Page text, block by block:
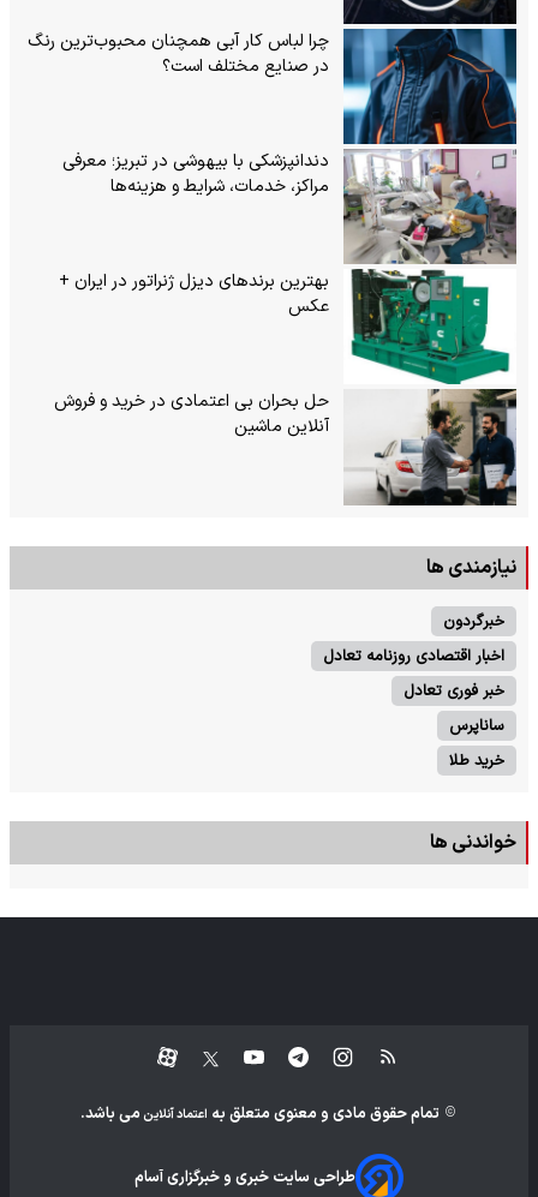
چرا لباس کار آبی همچنان محبوب‌ترین رنگ
در صنایع مختلف است؟
دندانپزشکی با بیهوشی در تبریز؛ معرفی
مراکز، خدمات، شرایط و هزینه‌ها
بهترین برندهای دیزل ژنراتور در ایران +
عکس
حل بحران بی‌ اعتمادی در خرید و فروش
آنلاین ماشین
نیازمندی ها
خبرگردون
اخبار اقتصادی روزنامه تعادل
خبر فوری تعادل
ساناپرس
خرید طلا
خواندنی ها
تمام حقوق مادی و معنوی متعلق به اعتماد آنلاین می باشد.
طراحی سایت خبری و خبرگزاری آسام